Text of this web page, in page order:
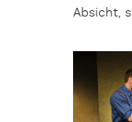
Absicht,